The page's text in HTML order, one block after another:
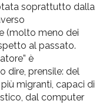
soprattutto dalla
(molto meno dei
al passato.
è
dire, prensile: del
migranti, capaci di
dal computer